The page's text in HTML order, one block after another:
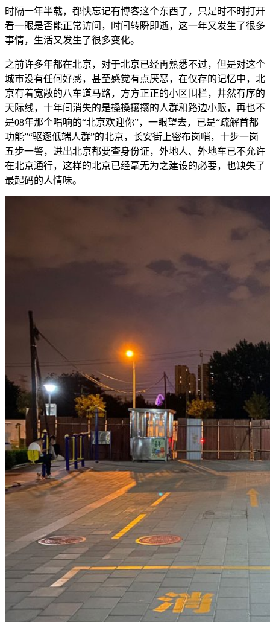
时隔一年半载，都快忘记有博客这个东西了，只是时不时打开
看一眼是否能正常访问，时间转瞬即逝，这一年又发生了很多
事情，生活又发生了很多变化。
之前许多年都在北京，对于北京已经再熟悉不过，但是对这个
城市没有任何好感，甚至感觉有点厌恶，在仅存的记忆中，北
京有着宽敞的八车道马路，方方正正的小区围栏，井然有序的
天际线，十年间消失的是搡搡攘攘的人群和路边小贩，再也不
是08年那个唱响的“北京欢迎你”，一眼望去，已是“疏解首都
功能”“驱逐低端人群”的北京，长安街上密布岗哨，十步一岗
五步一警，进出北京都要查身份证，外地人、外地车已不允许
在北京通行，这样的北京已经毫无为之建设的必要，也缺失了
最起码的人情味。